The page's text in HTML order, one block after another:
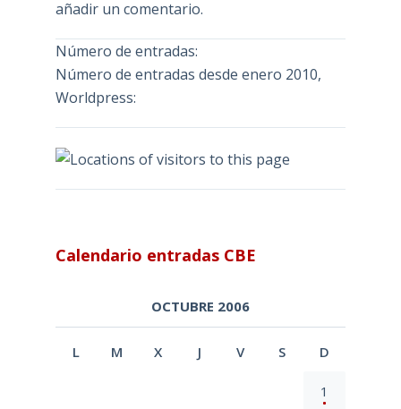
añadir un comentario.
Número de entradas:
Número de entradas desde enero 2010,
Worldpress:
Calendario entradas CBE
OCTUBRE 2006
L M X J V S D
1